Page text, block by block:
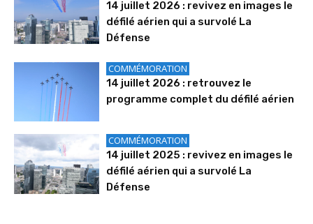
14 juillet 2026 : revivez en images le
défilé aérien qui a survolé La
Défense
COMMÉMORATION
14 juillet 2026 : retrouvez le
programme complet du défilé aérien
COMMÉMORATION
14 juillet 2025 : revivez en images le
défilé aérien qui a survolé La
Défense